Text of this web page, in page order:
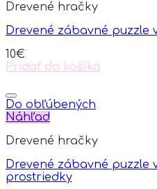
Drevené hračky
Drevené zábavné puzzle
10€
Pridať do košíka
Do obľúbených
Náhľad
Drevené hračky
Drevené zábavné puzzle
prostriedky